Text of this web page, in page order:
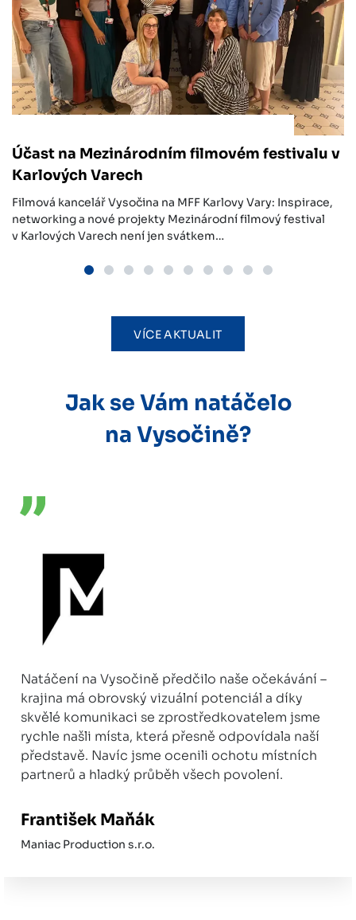
Účast na Mezinárodním filmovém festivalu v
Karlových Varech
Filmová kancelář Vysočina na MFF Karlovy Vary: Inspirace,
networking a nové projekty Mezinárodní filmový festival
v Karlových Varech není jen svátkem…
VÍCE AKTUALIT
Jak se Vám natáčelo
na Vysočině?
František Maňák
Maniac Production s.r.o.
Natáčení na Vysočině předčilo naše očekávání –
krajina má obrovský vizuální potenciál a díky
skvělé komunikaci se zprostředkovatelem jsme
rychle našli místa, která přesně odpovídala naší
představě. Navíc jsme ocenili ochotu místních
partnerů a hladký průběh všech povolení.